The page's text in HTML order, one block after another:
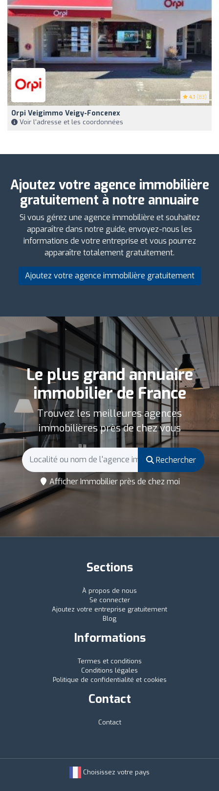
4.1 (83)
Orpi Veigimmo Veigy-Foncenex
Voir l'adresse et les coordonnées
Ajoutez votre agence immobilière
gratuitement à notre annuaire
Si vous gérez une agence immobilière et souhaitez
apparaître dans notre guide, envoyez-nous les
informations de votre entreprise et vous pourrez
apparaître totalement gratuitement.
Ajoutez votre agence immobilière gratuitement
Le plus grand annuaire
immobilier de France
Trouvez les meilleures agences
immobilières près de chez vous
Rechercher
Afficher Immobilier près de chez moi
Sections
À propos de nous
Se connecter
Ajoutez votre entreprise gratuitement
Blog
Informations
Termes et conditions
Conditions légales
Politique de confidentialité et cookies
Contact
Contact
Choisissez votre pays